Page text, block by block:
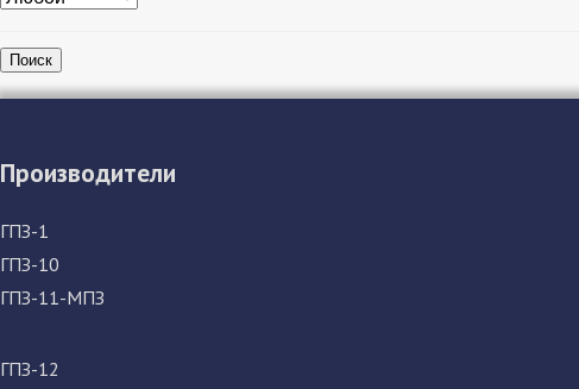
Поиск
Производители
ГПЗ-1
ГПЗ-10
ГПЗ-11-МПЗ
ГПЗ-12